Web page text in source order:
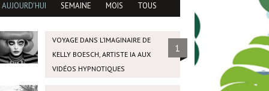
AUJOURD'HUI SEMAINE MOIS TOUS
VOYAGE DANS L’IMAGINAIRE DE
KELLY BOESCH, ARTISTE IA AUX
VIDÉOS HYPNOTIQUES
1